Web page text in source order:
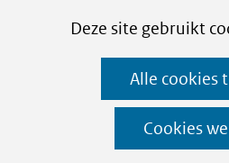
CookiesDeze site gebruikt
Alle cookies
Cookies